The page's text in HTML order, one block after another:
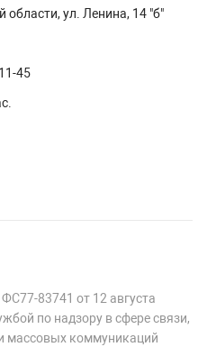
области, ул. Ленина, 14 "б"
45
83741 от 12 августа
по надзору в сфере связи,
массовых коммуникаций